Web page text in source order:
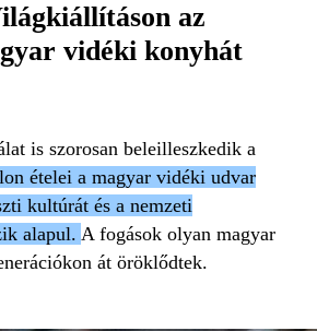
az
vidéki konyhát
is szorosan beleilleszkedik a
ételei a magyar vidéki udvar
kultúrát és a nemzeti
alapul. A fogások olyan magyar
át öröklődtek.